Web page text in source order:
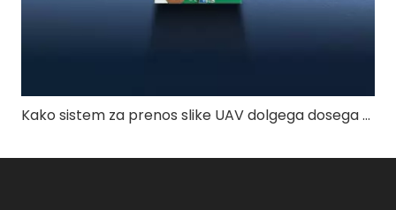
Kako sistem za prenos slike UAV dolgega dosega 4 km zagotavlja stabilno kakovost videa?